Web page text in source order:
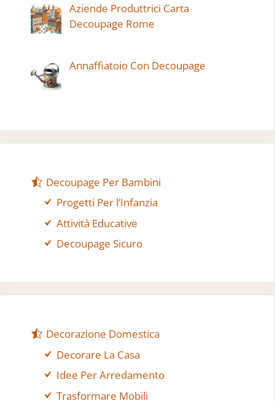
Aziende Produttrici Carta
Decoupage Rome
Annaffiatoio Con Decoupage
Decoupage Per Bambini
Progetti Per l’Infanzia
Attività Educative
Decoupage Sicuro
Decorazione Domestica
Decorare La Casa
Idee Per Arredamento
Trasformare Mobili